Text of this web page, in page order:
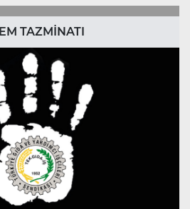
TAZMİNATI